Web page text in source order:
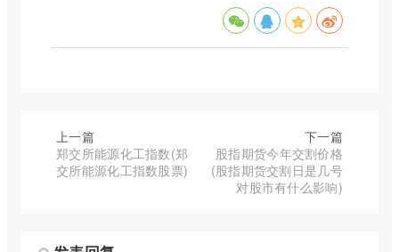
上一篇
郑交所能源化工指数(郑
交所能源化工指数股票)
下一篇
股指期货今年交割价格
(股指期货交割日是几号
对股市有什么影响)